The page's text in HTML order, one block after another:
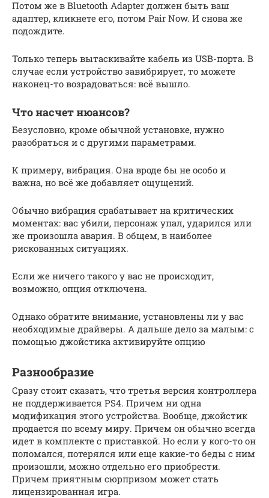
Потом же в Bluetooth Adapter должен быть ваш
адаптер, кликнете его, потом Pair Now. И снова же
подождите.
Только теперь вытаскивайте кабель из USB-порта. В
случае если устройство завибрирует, то можете
наконец-то возрадоваться: всё вышло.
Что насчет нюансов?
Безусловно, кроме обычной установке, нужно
разобраться и с другими параметрами.
К примеру, вибрация. Она вроде бы не особо и
важна, но всё же добавляет ощущений.
Обычно вибрация срабатывает на критических
моментах: вас убили, персонаж упал, ударился или
же произошла авария. В общем, в наиболее
рискованных ситуациях.
Если же ничего такого у вас не происходит,
возможно, опция отключена.
Однако обратите внимание, установлены ли у вас
необходимые драйверы. А дальше дело за малым: с
помощью джойстика активируйте опцию
Разнообразие
Сразу стоит сказать, что третья версия контроллера
не поддерживается PS4. Причем ни одна
модификация этого устройства. Вообще, джойстик
продается по всему миру. Причем он обычно всегда
идет в комплекте с приставкой. Но если у кого-то он
поломался, потерялся или еще какие-то беды с ним
произошли, можно отдельно его приобрести.
Причем приятным сюрпризом может стать
лицензированная игра.